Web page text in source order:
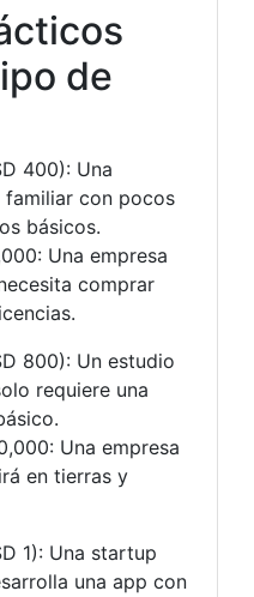
de
400): Una
familiar con pocos
básicos.
Una empresa
comprar
800): Un estudio
requiere una
Una empresa
en tierras y
1): Una startup
una app con